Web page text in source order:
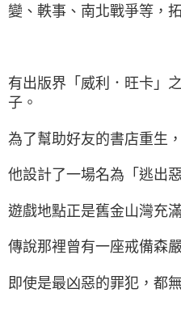
變、軼事、南北戰爭等，
有出版界「威利．旺卡」
子。
為了幫助好友的書店重生，
他設計了一場名為「逃出
遊戲地點正是舊金山灣充
傳說那裡曾有一座戒備森
即使是最凶惡的罪犯，都